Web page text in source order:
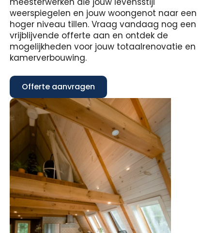
weerspiegelen en jouw woongenot naar een
hoger niveau tillen. Vraag vandaag nog een
vrijblijvende offerte aan en ontdek de
mogelijkheden voor jouw totaalrenovatie en
kamerverbouwing.
Offerte aanvragen